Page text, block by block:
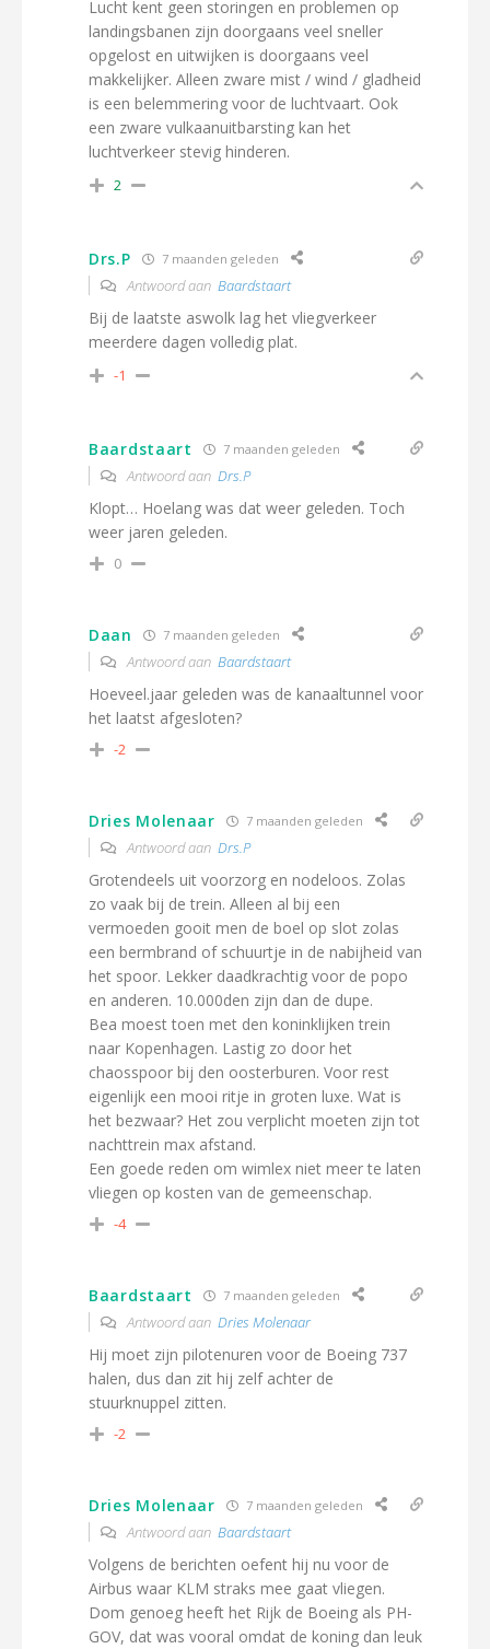
Lucht kent geen storingen en problemen op
landingsbanen zijn doorgaans veel sneller
opgelost en uitwijken is doorgaans veel
makkelijker. Alleen zware mist / wind / gladheid
is een belemmering voor de luchtvaart. Ook
een zware vulkaanuitbarsting kan het
luchtverkeer stevig hinderen.
2
Drs.P 7 maanden geleden
Antwoord aan Baardstaart
Bij de laatste aswolk lag het vliegverkeer
meerdere dagen volledig plat.
-1
Baardstaart 7 maanden geleden
Antwoord aan Drs.P
Klopt… Hoelang was dat weer geleden. Toch
weer jaren geleden.
0
Daan 7 maanden geleden
Antwoord aan Baardstaart
Hoeveel.jaar geleden was de kanaaltunnel voor
het laatst afgesloten?
-2
Dries Molenaar 7 maanden geleden
Antwoord aan Drs.P
Grotendeels uit voorzorg en nodeloos. Zolas
zo vaak bij de trein. Alleen al bij een
vermoeden gooit men de boel op slot zolas
een bermbrand of schuurtje in de nabijheid van
het spoor. Lekker daadkrachtig voor de popo
en anderen. 10.000den zijn dan de dupe.
Bea moest toen met den koninklijken trein
naar Kopenhagen. Lastig zo door het
chaosspoor bij den oosterburen. Voor rest
eigenlijk een mooi ritje in groten luxe. Wat is
het bezwaar? Het zou verplicht moeten zijn tot
nachttrein max afstand.
Een goede reden om wimlex niet meer te laten
vliegen op kosten van de gemeenschap.
-4
Baardstaart 7 maanden geleden
Antwoord aan Dries Molenaar
Hij moet zijn pilotenuren voor de Boeing 737
halen, dus dan zit hij zelf achter de
stuurknuppel zitten.
-2
Dries Molenaar 7 maanden geleden
Antwoord aan Baardstaart
Volgens de berichten oefent hij nu voor de
Airbus waar KLM straks mee gaat vliegen.
Dom genoeg heeft het Rijk de Boeing als PH-
GOV, dat was vooral omdat de koning dan leuk